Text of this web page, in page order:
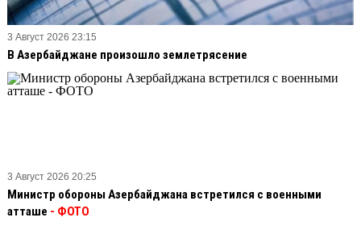
3 Август 2026 23:15
В Азербайджане произошло землетрясение
3 Август 2026 20:25
Министр обороны Азербайджана встретился с военными
атташе - ФОТО